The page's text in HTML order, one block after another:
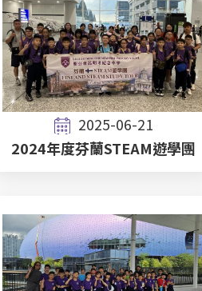
2025-06-21
2024年度芬蘭STEAM遊學團